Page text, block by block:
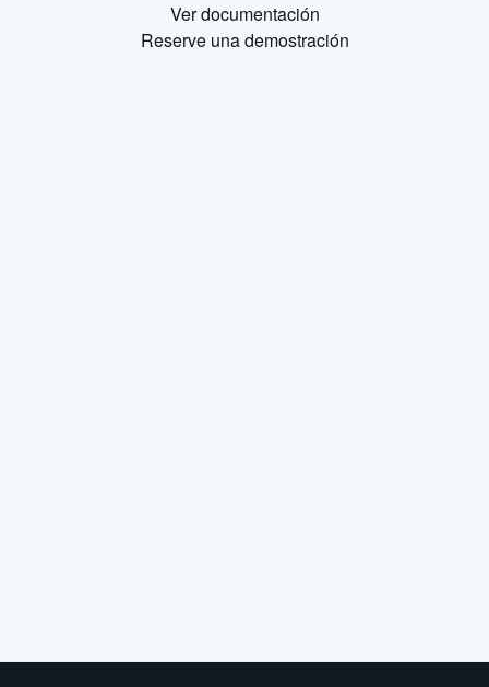
Ver documentación
Reserve una demostración